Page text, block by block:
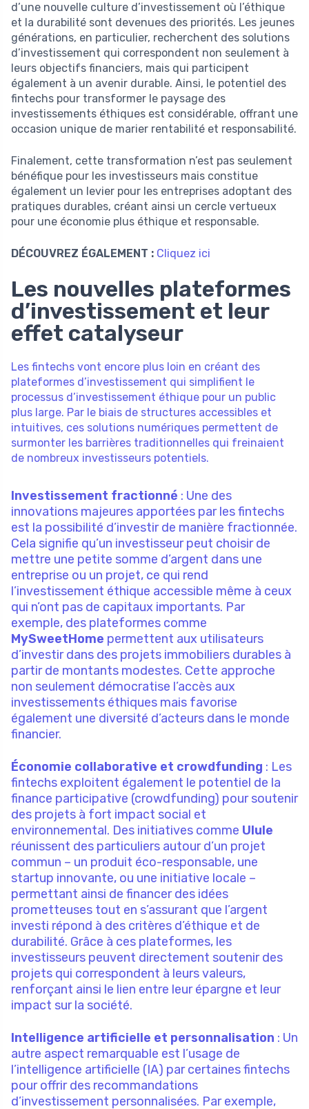
d’une nouvelle culture d’investissement où l’éthique
et la durabilité sont devenues des priorités. Les jeunes
générations, en particulier, recherchent des solutions
d’investissement qui correspondent non seulement à
leurs objectifs financiers, mais qui participent
également à un avenir durable. Ainsi, le potentiel des
fintechs pour transformer le paysage des
investissements éthiques est considérable, offrant une
occasion unique de marier rentabilité et responsabilité.
Finalement, cette transformation n’est pas seulement
bénéfique pour les investisseurs mais constitue
également un levier pour les entreprises adoptant des
pratiques durables, créant ainsi un cercle vertueux
pour une économie plus éthique et responsable.
DÉCOUVREZ ÉGALEMENT : Cliquez ici
Les nouvelles plateformes
d’investissement et leur
effet catalyseur
Les fintechs vont encore plus loin en créant des
plateformes d’investissement qui simplifient le
processus d’investissement éthique pour un public
plus large. Par le biais de structures accessibles et
intuitives, ces solutions numériques permettent de
surmonter les barrières traditionnelles qui freinaient
de nombreux investisseurs potentiels.
Investissement fractionné : Une des
innovations majeures apportées par les fintechs
est la possibilité d’investir de manière fractionnée.
Cela signifie qu’un investisseur peut choisir de
mettre une petite somme d’argent dans une
entreprise ou un projet, ce qui rend
l’investissement éthique accessible même à ceux
qui n’ont pas de capitaux importants. Par
exemple, des plateformes comme
MySweetHome permettent aux utilisateurs
d’investir dans des projets immobiliers durables à
partir de montants modestes. Cette approche
non seulement démocratise l’accès aux
investissements éthiques mais favorise
également une diversité d’acteurs dans le monde
financier.
Économie collaborative et crowdfunding : Les
fintechs exploitent également le potentiel de la
finance participative (crowdfunding) pour soutenir
des projets à fort impact social et
environnemental. Des initiatives comme Ulule
réunissent des particuliers autour d’un projet
commun – un produit éco-responsable, une
startup innovante, ou une initiative locale –
permettant ainsi de financer des idées
prometteuses tout en s’assurant que l’argent
investi répond à des critères d’éthique et de
durabilité. Grâce à ces plateformes, les
investisseurs peuvent directement soutenir des
projets qui correspondent à leurs valeurs,
renforçant ainsi le lien entre leur épargne et leur
impact sur la société.
Intelligence artificielle et personnalisation : Un
autre aspect remarquable est l’usage de
l’intelligence artificielle (IA) par certaines fintechs
pour offrir des recommandations
d’investissement personnalisées. Par exemple,